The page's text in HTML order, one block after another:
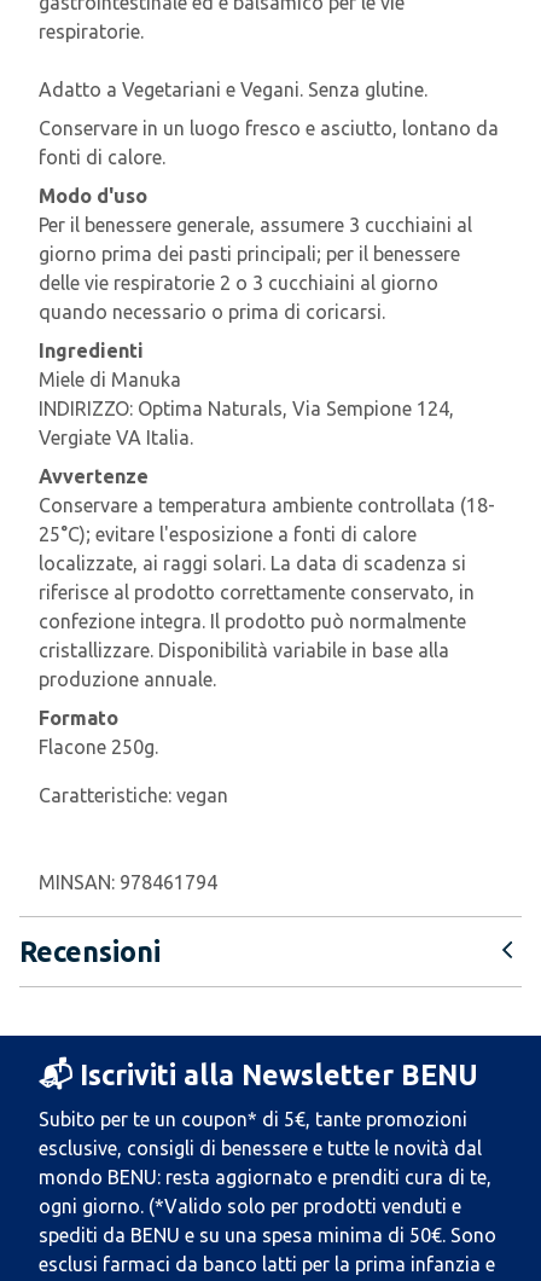
respiratorie.
Adatto a Vegetariani e Vegani. Senza glutine.
Conservare in un luogo fresco e asciutto, lontano da
fonti di calore.
Modo d'uso
Per il benessere generale, assumere 3 cucchiaini al
giorno prima dei pasti principali; per il benessere
delle vie respiratorie 2 o 3 cucchiaini al giorno
quando necessario o prima di coricarsi.
Ingredienti
Miele di Manuka
INDIRIZZO: Optima Naturals, Via Sempione 124,
Vergiate VA Italia.
Avvertenze
Conservare a temperatura ambiente controllata (18-
25°C); evitare l'esposizione a fonti di calore
localizzate, ai raggi solari. La data di scadenza si
riferisce al prodotto correttamente conservato, in
confezione integra. Il prodotto può normalmente
cristallizzare. Disponibilità variabile in base alla
produzione annuale.
Formato
Flacone 250g.
Caratteristiche: vegan
MINSAN: 978461794
Recensioni
📬 Iscriviti alla Newsletter BENU
Subito per te un coupon* di 5€, tante promozioni
esclusive, consigli di benessere e tutte le novità dal
mondo BENU: resta aggiornato e prenditi cura di te,
ogni giorno. (*Valido solo per prodotti venduti e
spediti da BENU e su una spesa minima di 50€. Sono
esclusi farmaci da banco latti per la prima infanzia e